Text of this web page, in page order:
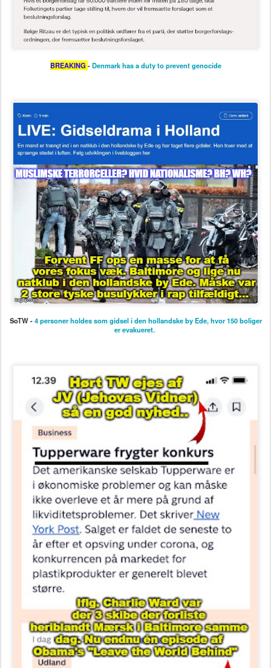
BREAKING -Denmark has a duty to prevent genocide
SoTW -4 personer holdes som gidsel i den hollandske by Ede, hvor 150 boliger
er evakueret.